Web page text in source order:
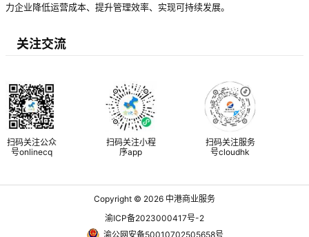
力企业降低运营成本、提升管理效率、实现可持续发展。
关注交流
扫码关注公众
号onlinecq
扫码关注小程
序app
扫码关注服务
号cloudhk
Copyright © 2026 中港商业服务
渝ICP备2023000417号-2
渝公网安备50010702505658号